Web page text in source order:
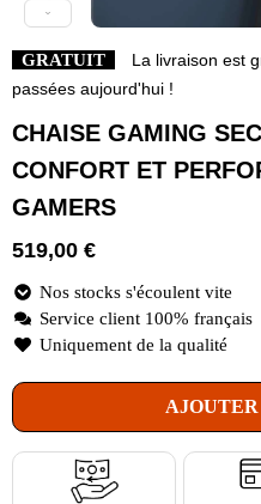
GRATUIT
La livraison est
passées aujourd'hui !
CHAISE GAMING
CONFORT ET
GAMERS
519,00 €
Nos stocks s'écoulent vite
Service client 100% français
Uniquement de la qualité